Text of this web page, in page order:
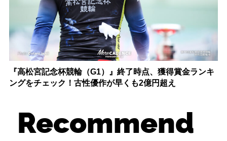
『高松宮記念杯競輪（G1）』終了時点、獲得賞金ランキ
ングをチェック！古性優作が早くも2億円超え
Recommend